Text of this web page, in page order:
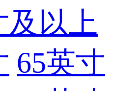
及以上
65英寸